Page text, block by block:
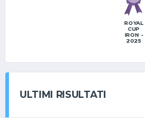
ROYAL
CUP
IRON -
2025
ULTIMI RISULTATI